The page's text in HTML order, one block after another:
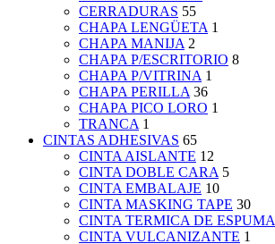
CERRADURAS 55
CHAPA LENGÜETA 1
CHAPA MANIJA 2
CHAPA P/ESCRITORIO 8
CHAPA P/VITRINA 1
CHAPA PERILLA 36
CHAPA PICO LORO 1
TRANCA 1
CINTAS ADHESIVAS 65
CINTA AISLANTE 12
CINTA DOBLE CARA 5
CINTA EMBALAJE 10
CINTA MASKING TAPE 30
CINTA TERMICA DE ESPUMA
CINTA VULCANIZANTE 1